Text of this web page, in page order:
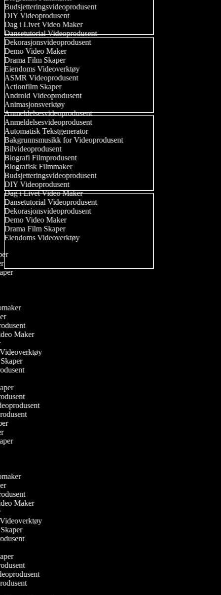
Budsjetteringsvideoprodusent
DIY Videoprodusent
Dag i Livet Video Maker
Dansetutorial Videoprodusent
Dekorasjonsvideoprodusent
Demo Video Maker
Drama Film Skaper
Eiendoms Videoverktøy
ASMR Videoprodusent
Actionfilm Skaper
Android Videoprodusent
Animasjonsverktøy
Anmeldelsesvideoprodusent
Anmeldelsesvideoprodusent
Automatisk Tekstgenerator
Bakgrunnsmusikk for Videoprodusent
Bilvideoprodusent
Biografi Filmprodusent
Biografisk Filmmaker
Budsjetteringsvideoprodusent
DIY Videoprodusent
Dag i Livet Video Maker
Dansetutorial Videoprodusent
Dekorasjonsvideoprodusent
Demo Video Maker
Drama Film Skaper
Eiendoms Videoverktøy
Maker
Maker